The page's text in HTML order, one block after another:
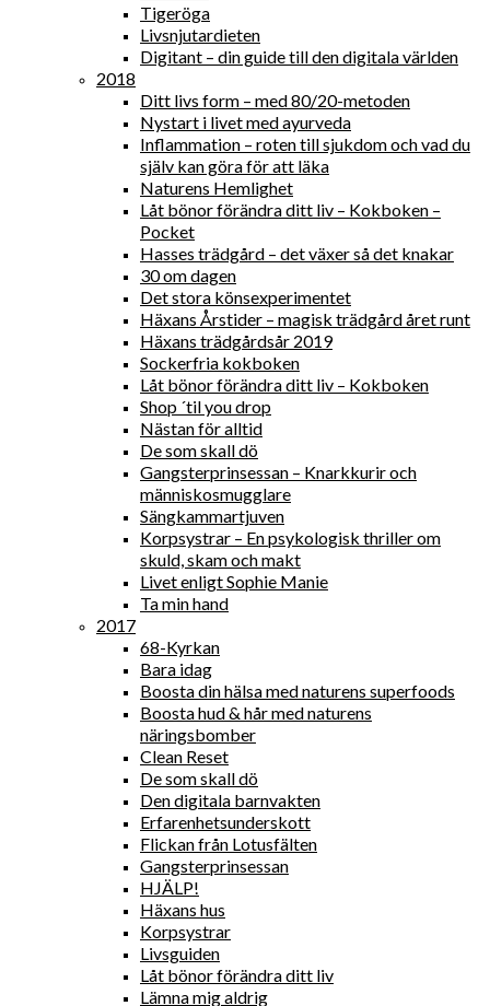
Tigeröga
Livsnjutardieten
Digitant – din guide till den digitala världen
2018
Ditt livs form – med 80/20-metoden
Nystart i livet med ayurveda
Inflammation – roten till sjukdom och vad du
själv kan göra för att läka
Naturens Hemlighet
Låt bönor förändra ditt liv – Kokboken –
Pocket
Hasses trädgård – det växer så det knakar
30 om dagen
Det stora könsexperimentet
Häxans Årstider – magisk trädgård året runt
Häxans trädgårdsår 2019
Sockerfria kokboken
Låt bönor förändra ditt liv – Kokboken
Shop ´til you drop
Nästan för alltid
De som skall dö
Gangsterprinsessan – Knarkkurir och
människosmugglare
Sängkammartjuven
Korpsystrar – En psykologisk thriller om
skuld, skam och makt
Livet enligt Sophie Manie
Ta min hand
2017
68-Kyrkan
Bara idag
Boosta din hälsa med naturens superfoods
Boosta hud & hår med naturens
näringsbomber
Clean Reset
De som skall dö
Den digitala barnvakten
Erfarenhetsunderskott
Flickan från Lotusfälten
Gangsterprinsessan
HJÄLP!
Häxans hus
Korpsystrar
Livsguiden
Låt bönor förändra ditt liv
Lämna mig aldrig